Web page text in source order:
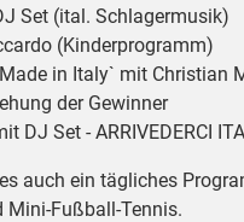
Set (ital. Schlagermusik)
(Kinderprogramm)
in Italy` mit Christian
der Gewinner
DJ Set - ARRIVEDERCI
auch ein tägliches
Mini-Fußball-Tennis.